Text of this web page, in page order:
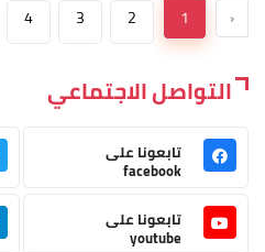
‹
1
2
3
4
التواصل الاجتماعي
تابعونا على
facebook
تابعونا على
youtube